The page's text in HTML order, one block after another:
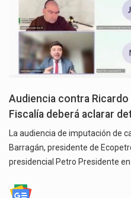
Audiencia contra Ricardo
Fiscalía deberá aclarar
La audiencia de imputación de
Barragán, presidente de
presidencial Petro Presidente en